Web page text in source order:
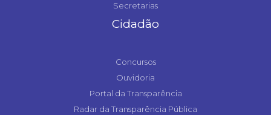
Secretarias
Cidadão
Concursos
Ouvidoria
Portal da Transparência
Radar da Transparência Pública